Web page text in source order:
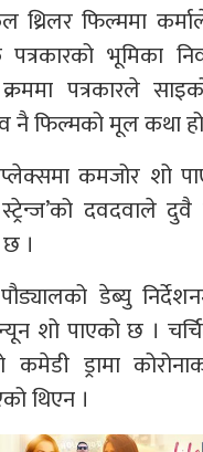
थ्रिलर फिल्ममा
भूमिका
पत्रकारले
नै फिल्मको मूल कथा
कमजोर शो
दवदवाले
।
डेब्यु
शो पाएको छ ।
कमेडी ड्रामा
थिएन ।